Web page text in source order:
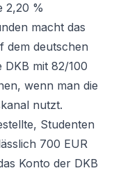
2,20 %
macht das
dem deutschen
DKB mit 82/100
wenn man die
nutzt.
Studenten
700 EUR
Konto der DKB